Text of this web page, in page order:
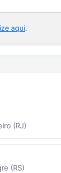
aqui.
(RJ)
(RS)